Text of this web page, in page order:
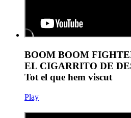
BOOM BOOM
EL CIGARRITO DE
Tot el que hem viscut
Play